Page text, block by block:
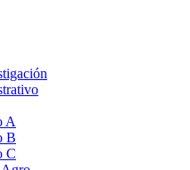
A
B
C